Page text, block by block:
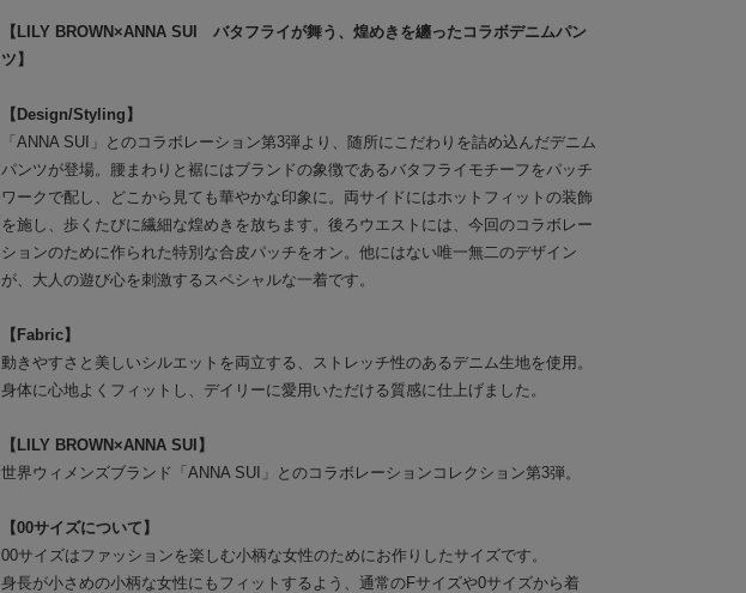
【LILY BROWN×ANNA SUI バタフライが舞う、煌めきを纏ったコラボデニムパン
ツ】
【Design/Styling】
「ANNA SUI」とのコラボレーション第3弾より、随所にこだわりを詰め込んだデニム
パンツが登場。腰まわりと裾にはブランドの象徴であるバタフライモチーフをパッチ
ワークで配し、どこから見ても華やかな印象に。両サイドにはホットフィットの装飾
を施し、歩くたびに繊細な煌めきを放ちます。後ろウエストには、今回のコラボレー
ションのために作られた特別な合皮パッチをオン。他にはない唯一無二のデザイン
が、大人の遊び心を刺激するスペシャルな一着です。
【Fabric】
動きやすさと美しいシルエットを両立する、ストレッチ性のあるデニム生地を使用。
身体に心地よくフィットし、デイリーに愛用いただける質感に仕上げました。
【LILY BROWN×ANNA SUI】
世界ウィメンズブランド「ANNA SUI」とのコラボレーションコレクション第3弾。
【00サイズについて】
00サイズはファッションを楽しむ小柄な女性のためにお作りしたサイズです。
身長が小さめの小柄な女性にもフィットするよう、通常のFサイズや0サイズから着